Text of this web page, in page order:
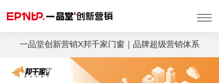
About Us 关于一品堂
Service 服务项目
一品堂创新营销X邦千家门窗｜品牌超级营销体系